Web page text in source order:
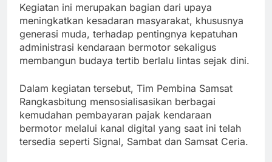
Kegiatan ini merupakan bagian dari upaya
meningkatkan kesadaran masyarakat, khususnya
generasi muda, terhadap pentingnya kepatuhan
administrasi kendaraan bermotor sekaligus
membangun budaya tertib berlalu lintas sejak dini.
Dalam kegiatan tersebut, Tim Pembina Samsat
Rangkasbitung mensosialisasikan berbagai
kemudahan pembayaran pajak kendaraan
bermotor melalui kanal digital yang saat ini telah
tersedia seperti Signal, Sambat dan Samsat Ceria.